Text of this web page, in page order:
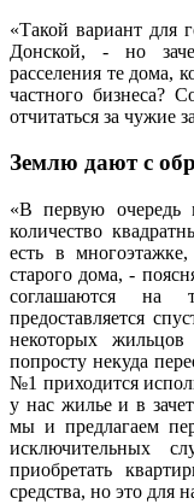
«Такой вариант для
Донской, - но
расселения те дома,
частного бизнеса?
отчитаться за чужие
Землю дают с
«В первую очередь
количество
есть в
старого дома, -
соглашаются на
предоставляется
некоторых
попросту некуда
№1 приходится
у нас жилье и в
мы и предлагаем
исключительных
приобретать
средства, но это для